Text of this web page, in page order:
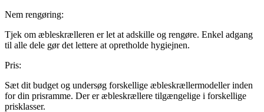
Nem rengøring:
Tjek om æbleskrælleren er let at adskille og rengøre. Enkel adgang
til alle dele gør det lettere at opretholde hygiejnen.
Pris:
Sæt dit budget og undersøg forskellige æbleskrællermodeller inden
for din prisramme. Der er æbleskrællere tilgængelige i forskellige
prisklasser.